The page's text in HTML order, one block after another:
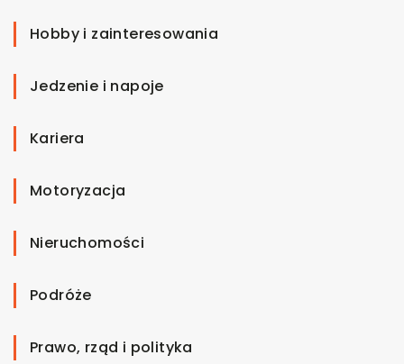
Hobby i zainteresowania
Jedzenie i napoje
Kariera
Motoryzacja
Nieruchomości
Podróże
Prawo, rząd i polityka